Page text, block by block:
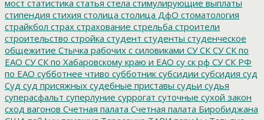
мост статистика статья стела стимулирующие выплаты
стипендия стихия столица столица ДфО стоматология
страйкбол страх страхование стрельба строители
строительство стройка студент студенты студенческое
общежитие Стычка рабочих с силовиками СУ СК СУ СК по
ЕАО СУ СК по Хабаровскому краю и ЕАО су ск рф СУ СК РФ
по ЕАО субботнее чтиво субботник субсидии субсидия суд
Суд суд присяжных судебные приставы судьи судья
суперасфальт суперлуние суррогат суточные сухой закон
сход вагонов Счетная палата Счетная палата Биробиджана